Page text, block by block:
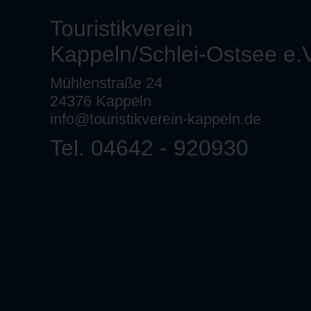
Touristikverein
Kappeln/Schlei-Ostsee
Mühlenstraße 24
24376 Kappeln
info@touristikverein-kappeln.de
Tel. 04642 - 920930